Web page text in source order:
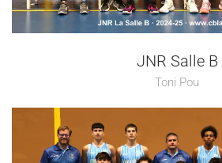
JNR Salle B
Toni Pou